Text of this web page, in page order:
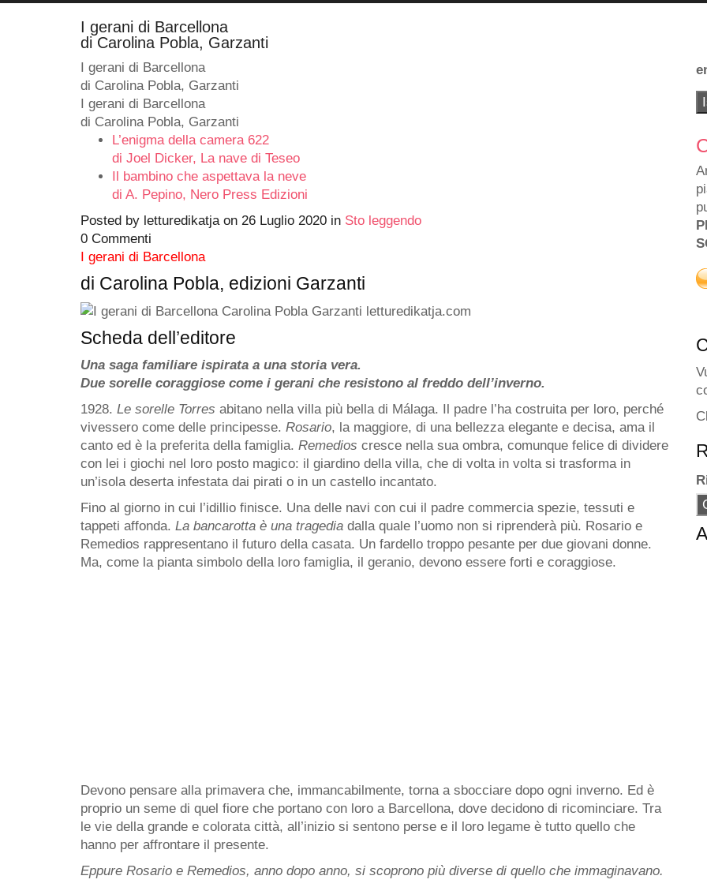
I gerani di Barcellona
di Carolina Pobla, Garzanti
I gerani di Barcellona
di Carolina Pobla, Garzanti
I gerani di Barcellona
di Carolina Pobla, Garzanti
L’enigma della camera 622
di Joel Dicker, La nave di Teseo
Il bambino che aspettava la neve
di A. Pepino, Nero Press Edizioni
Posted by letturedikatjaon 26 Luglio 2020 in Sto leggendo
0 Commenti
I gerani di Barcellona
di Carolina Pobla, edizioni Garzanti
Scheda dell’editore
Una saga familiare ispirata a una storia vera.
Due sorelle coraggiose come i gerani che resistono al freddo dell’inverno.
1928. Le sorelle Torres abitano nella villa più bella di Málaga. Il padre l’ha costruita per loro, perché
vivessero come delle principesse. Rosario, la maggiore, di una bellezza elegante e decisa, ama il
canto ed è la preferita della famiglia. Remedios cresce nella sua ombra, comunque felice di dividere
con lei i giochi nel loro posto magico: il giardino della villa, che di volta in volta si trasforma in
un’isola deserta infestata dai pirati o in un castello incantato.
Fino al giorno in cui l’idillio finisce. Una delle navi con cui il padre commercia spezie, tessuti e
tappeti affonda. La bancarotta è una tragedia dalla quale l’uomo non si riprenderà più. Rosario e
Remedios rappresentano il futuro della casata. Un fardello troppo pesante per due giovani donne.
Ma, come la pianta simbolo della loro famiglia, il geranio, devono essere forti e coraggiose.
Devono pensare alla primavera che, immancabilmente, torna a sbocciare dopo ogni inverno. Ed è
proprio un seme di quel fiore che portano con loro a Barcellona, dove decidono di ricominciare. Tra
le vie della grande e colorata città, all’inizio si sentono perse e il loro legame è tutto quello che
hanno per affrontare il presente.
Eppure Rosario e Remedios, anno dopo anno, si scoprono più diverse di quello che immaginavano.